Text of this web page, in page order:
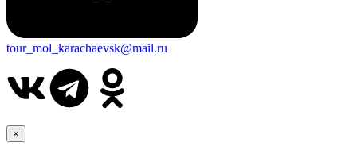
tour_mol_karachaevsk@mail.ru
×